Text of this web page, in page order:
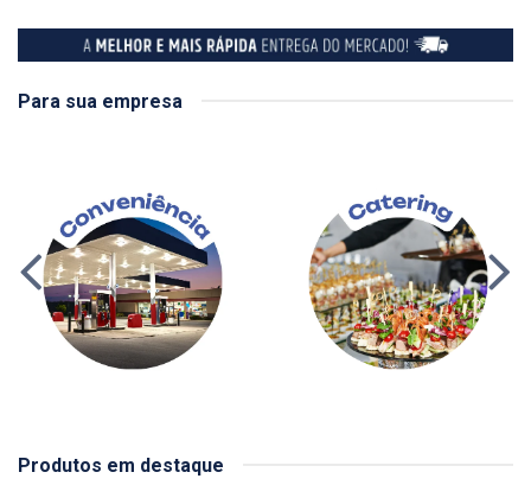
Para sua empresa
Produtos em destaque